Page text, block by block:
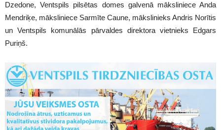
Dzedone, Ventspils pilsētas domes galvenā māksliniece Anda
Mendriķe, māksliniece Sarmīte Caune, mākslinieks Andris Norītis
un Ventspils komunālās pārvaldes direktora vietnieks Edgars
Puriņš.